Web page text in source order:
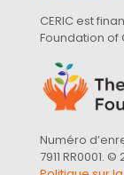
CERIC est
Foundation of
Numéro
7911 RR0001. ©